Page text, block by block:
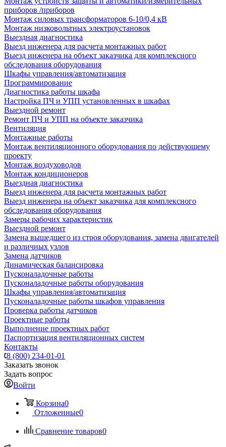
приборов /приборов
Монтаж силовых трансформаторов 6-10/0,4 кВ
Монтаж низковольтных электроустановок
Выездная диагностика
Выезд инженера для расчета монтажных работ
Выезд инженера на объект заказчика для комплексного
обследования оборудования
Шкафы управления/автоматизация
Программирование
Диагностика работы шкафа
Настройка ПЧ и УПП установленных в шкафах
Выездной ремонт
Ремонт ПЧ и УПП на объекте заказчика
Вентиляция
Монтажные работы
Монтаж вентиляционного оборудования по действующему
проекту
Монтаж воздуховодов
Монтаж кондиционеров
Выездная диагностика
Выезд инженера для расчета монтажных работ
Выезд инженера на объект заказчика для комплексного
обследования оборудования
Замеры рабочих характеристик
Выездной ремонт
Замена вышедшего из строя оборудования, замена двигателей
и различных узлов
Замена датчиков
Динамическая балансировка
Пусконаладочные работы
Пусконаладочные работы оборудования
Шкафы управления/автоматизация
Пусконаладочные работы шкафов управления
Проверка работы датчиков
Проектные работы
Выполнение проектных работ
Паспортизация вентиляционных систем
Контакты
8 (800) 234-01-01
Заказать звонок
Задать вопрос
Войти
Корзина0
Отложенные0
Сравнение товаров0